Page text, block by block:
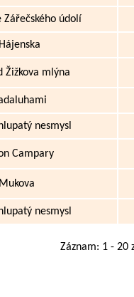
Zářečského údolí
Žižkova mlýna
nesmysl
Campary
nesmysl
Záznam: 1 - 20